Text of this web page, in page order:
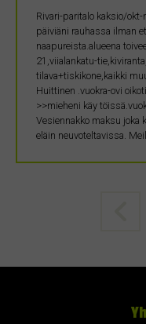
Rivari-paritalo kaksio/
päiviäni rauhassa ilman
naapureista.alueena
21,viialankatu-
tilava+tiskikone,kaikki
Huittinen .vuokra-ovi
>>mieheni käy
Vesiennakko maksu joka
eläin neuvoteltavissa.